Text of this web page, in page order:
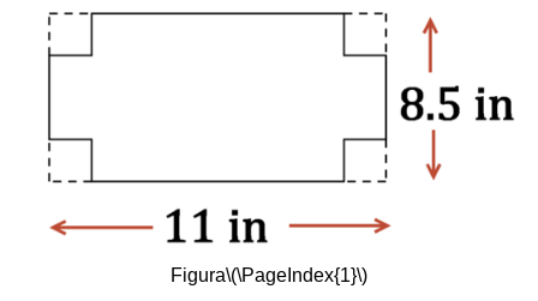
Figura\(\PageIndex{1}\)